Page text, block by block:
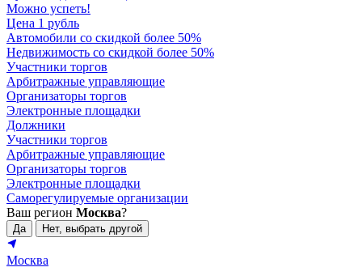
Можно успеть!
Цена 1 рубль
Автомобили со скидкой более 50%
Недвижимость со скидкой более 50%
Участники торгов
Арбитражные управляющие
Организаторы торгов
Электронные площадки
Должники
Участники торгов
Арбитражные управляющие
Организаторы торгов
Электронные площадки
Саморегулируемые организации
Ваш регион Москва?
Да Нет, выбрать другой
Москва